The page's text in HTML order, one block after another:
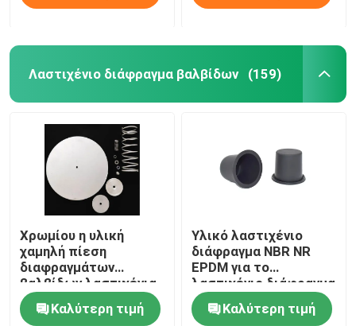
Λαστιχένιο διάφραγμα βαλβίδων (159)
Χρωμίου η υλική
χαμηλή πίεση
διαφραγμάτων
βαλβίδων λαστιχένια
βγάζει από τη θέση
που ήταν τις
Καλύτερη τιμή
Υλικό λαστιχένιο
διάφραγμα NBR NR
EPDM για το
λαστιχένιο διάφραγμα
εξαρτήσεων
αεροφρένων
Καλύτερη τιμή